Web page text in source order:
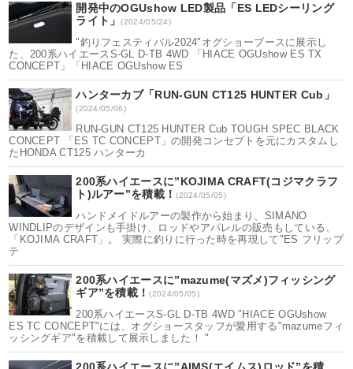
開発中のOGUshow LED製品「ES LEDシーリング
ライト」(2024/05/24)
"釣りフェスティバル2024"オグショーブースに展示し
た、200系ハイエースS-GL D-TB 4WD 「HIACE OGUshow ES TX
CONCEPT」「HIACE OGUshow ES
ハンターカブ「RUN-GUN CT125 HUNTER Cub」
(2024/05/06)
RUN-GUN CT125 HUNTER Cub TOUGH SPEC BLACK
CONCEPT 「ES TC CONCEPT」の開発コンセプトを元にカスタムし
たHONDA CT125 ハンターカ
200系ハイエースに”KOJIMA CRAFT(コジマクラフ
ト)ルアー”を積載！(2024/05/05)
ハンドメイドルアーの製作から始まり、SIMANO
WINDLIPのデザインも手掛け、ロッドやアパレルの販売もしている、
「KOJIMA CRAFT」。 実際に釣りに行った時を再現して"ES フリップ
テ
200系ハイエースに”mazume(マズメ)フィッシング
ギア”を積載！(2024/05/05)
200系ハイエースS-GL D-TB 4WD "HIACE OGUshow
ES TC CONCEPT"には、オグショースタッフが愛用する"mazumeフィ
ッシングギア"を積載して展示しました！ "
200系ハイエースに”AIMS(エイムス)ロッド”を積